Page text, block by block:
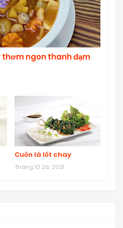
ngon thanh đạm
Cuốn lá lốt chay
Tháng 10 26, 2021